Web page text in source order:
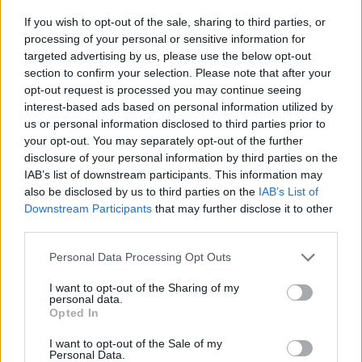
If you wish to opt-out of the sale, sharing to third parties, or
processing of your personal or sensitive information for
targeted advertising by us, please use the below opt-out
section to confirm your selection. Please note that after your
opt-out request is processed you may continue seeing
interest-based ads based on personal information utilized by
us or personal information disclosed to third parties prior to
your opt-out. You may separately opt-out of the further
disclosure of your personal information by third parties on the
IAB’s list of downstream participants. This information may
also be disclosed by us to third parties on the IAB’s List of
Downstream Participants that may further disclose it to other
Personal Data Processing Opt Outs
I want to opt-out of the Sharing of my
personal data.
Opted In
I want to opt-out of the Sale of my
Personal Data.
Székely Sport
Szembementek a trenddel: a
Sepsi OSK és az FK
Csíkszereda kilóg a sorból a
Szuperligában
Nőileg
Sándor Ella: Na, indíts, s
menjünk!